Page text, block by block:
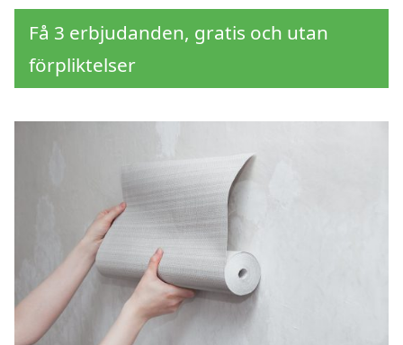
Få 3 erbjudanden, gratis och utan
förpliktelser